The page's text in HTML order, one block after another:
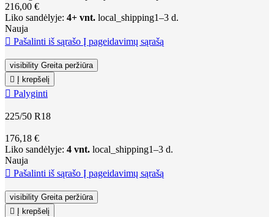
216,00 €
Liko sandėlyje: 4+ vnt. local_shipping1–3 d.
Nauja
 Pašalinti iš sąrašo Į pageidavimų sąrašą
visibility Greita peržiūra
 Į krepšelį
 Palyginti
225/50 R18
176,18 €
Liko sandėlyje: 4 vnt. local_shipping1–3 d.
Nauja
 Pašalinti iš sąrašo Į pageidavimų sąrašą
visibility Greita peržiūra

Į krepšelį